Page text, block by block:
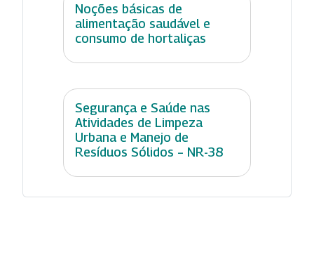
Noções básicas de
alimentação saudável e
consumo de hortaliças
Segurança e Saúde nas
Atividades de Limpeza
Urbana e Manejo de
Resíduos Sólidos – NR-38